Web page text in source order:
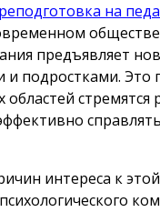
на
предъявляет
подростками. Это
областей
интереса к